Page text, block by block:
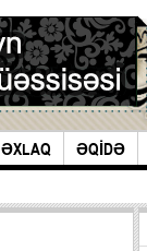
ƏXLAQ ƏQİDƏ